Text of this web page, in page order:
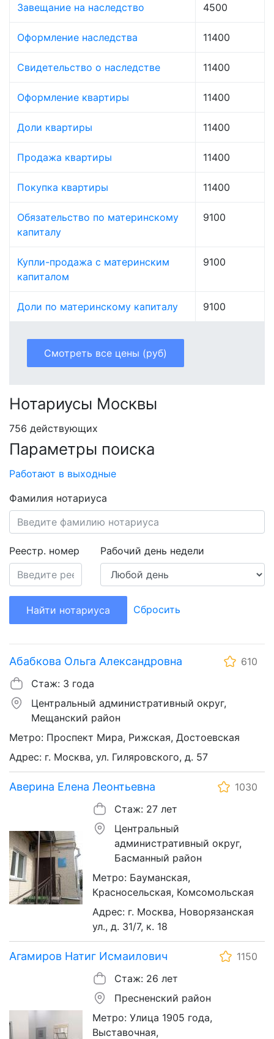
Завещание на наследство 4500
Оформление наследства 11400
Свидетельство о наследстве 11400
Оформление квартиры 11400
Доли квартиры 11400
Продажа квартиры 11400
Покупка квартиры 11400
Обязательство по материнскому
капиталу
9100
Купли-продажа с материнским
капиталом
9100
Доли по материнскому капиталу 9100
Смотреть все цены (руб)
Нотариусы Москвы
756 действующих
Параметры поиска
Работают в выходные
Фамилия нотариуса
Реестр. номер Рабочий день недели
Найти нотариуса Сбросить
Абабкова Ольга Александровна
610
Стаж: 3 года
Центральный административный округ,
Мещанский район
Метро: Проспект Мира, Рижская, Достоевская
Адрес: г. Москва, ул. Гиляровского, д. 57
Аверина Елена Леонтьевна
1030
Стаж: 27 лет
Центральный
административный округ,
Басманный район
Метро: Бауманская,
Красносельская, Комсомольская
Адрес: г. Москва, Новорязанская
ул., д. 31/7, к. 18
Агамиров Натиг Исмаилович
1150
Стаж: 26 лет
Пресненский район
Метро: Улица 1905 года,
Выставочная,